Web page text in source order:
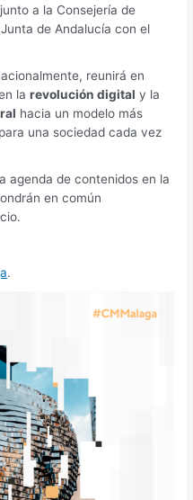
a la Consejería de
de Andalucía con el
reunirá en
larevolución digital y la
hacia un modelo más
una sociedad cada vez
agenda de contenidos en la
en común
.